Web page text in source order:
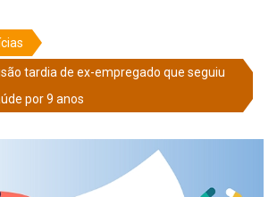
tardia de ex-empregado que seguiu
por 9 anos